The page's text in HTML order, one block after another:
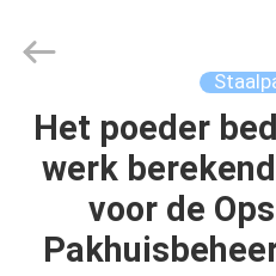
HUIS
PRODUCTEN
ORBIT
Metal
Het poeder
werk
voor de